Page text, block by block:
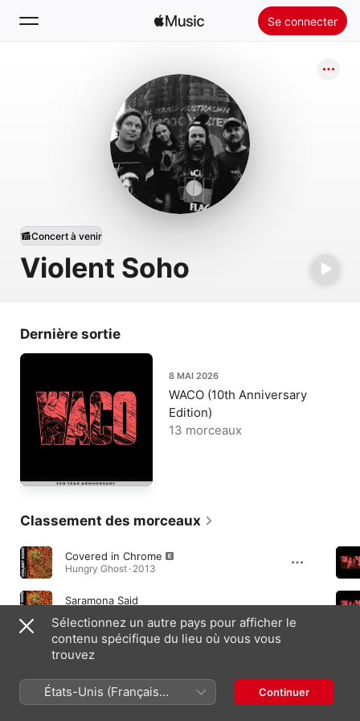
Se connecter
Nouveautés
Installer Apple Music
Violent Soho
Concert à venir
Dernière sortie
8 MAI 2026
WACO (10th Anniversary
Edition)
13 morceaux
Classement des morceaux
Covered in Chrome
Hungry Ghost · 2013
Saramona Said
Viceroy
WACO · 2016
Sélectionnez un autre pays pour afficher le
contenu spécifique du lieu où vous vous
trouvez
États-Unis (Français
France)
Continuer